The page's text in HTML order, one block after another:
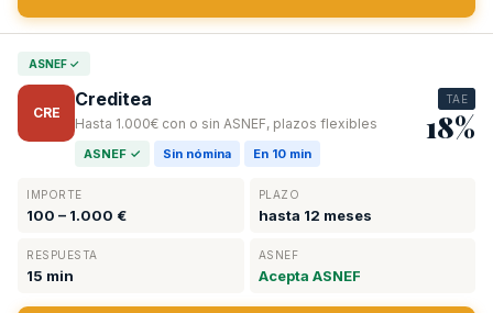
ASNEF ✓
CRE
Creditea
Hasta 1.000€ con o sin ASNEF, plazos flexibles
ASNEF ✓ Sin nómina En 10 min
TAE
18%
IMPORTE
100 – 1.000 €
PLAZO
hasta 12 meses
RESPUESTA
15 min
ASNEF
Acepta ASNEF